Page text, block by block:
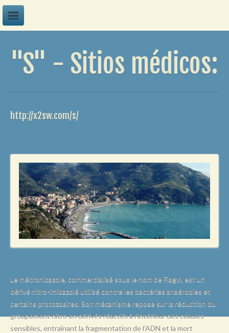
M
P
Q
"S" - Sitios médicos:
http://x2sw.com/s/
Le métronidazole, commercialisé sous le nom de Flagyl, est un
dérivé nitro-imidazolé utilisé contre les bactéries anaérobies et
certains protozoaires. Son mécanisme repose sur la réduction du
groupement nitro en dérivés réactifs à l’intérieur des cellules
sensibles, entraînant la fragmentation de l’ADN et la mort